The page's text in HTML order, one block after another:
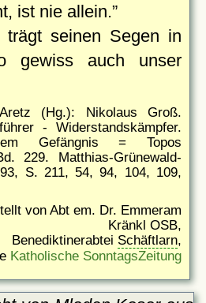
ist nie allein.
trägt seinen Segen in
gewiss auch unser
(Hg.): Nikolaus Groß.
- Widerstandskämpfer.
Gefängnis = Topos
229. Matthias-Grünewald-
S. 211, 54, 94, 104, 109,
von Abt em. Dr. Emmeram
Kränkl OSB,
Benediktinerabtei Schäftlarn,
Katholische SonntagsZeitung